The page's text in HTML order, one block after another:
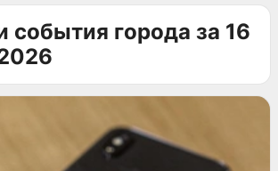
события города за 16